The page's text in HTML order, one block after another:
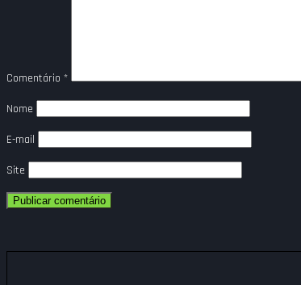
Comentário *
Nome
E-mail
Site